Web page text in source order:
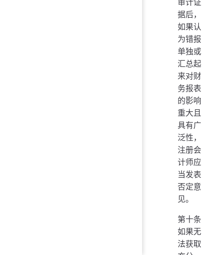
据后，
如果认
为错报
单独或
汇总起
来对财
务报表
的影响
重大且
具有广
泛性，
注册会
计师应
当发表
否定意
见。
第十条
如果无
法获取